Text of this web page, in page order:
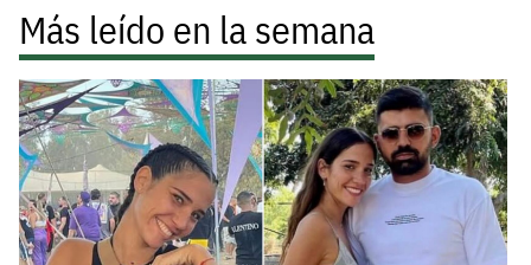
Más leído en la semana